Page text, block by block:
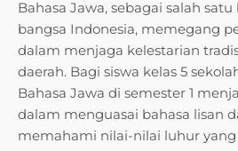
Bahasa Jawa, sebagai salah
bangsa Indonesia, memegang
dalam menjaga kelestarian
daerah. Bagi siswa kelas 5
Bahasa Jawa di semester 1
dalam menguasai bahasa lisan
memahami nilai-nilai luhur